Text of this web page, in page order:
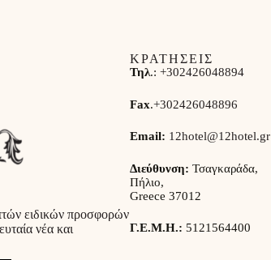
ειδικών προσφορών
νέα και
ΚΡΑΤΗΣΕΙΣ
Τηλ.: +302426048894
Fax.+302426048896
Email: 12hotel@12hotel.gr
Διεύθυνση: Τσαγκαράδα,
Πήλιο,
Greece 37012
Γ.Ε.Μ.Η.: 5121564400